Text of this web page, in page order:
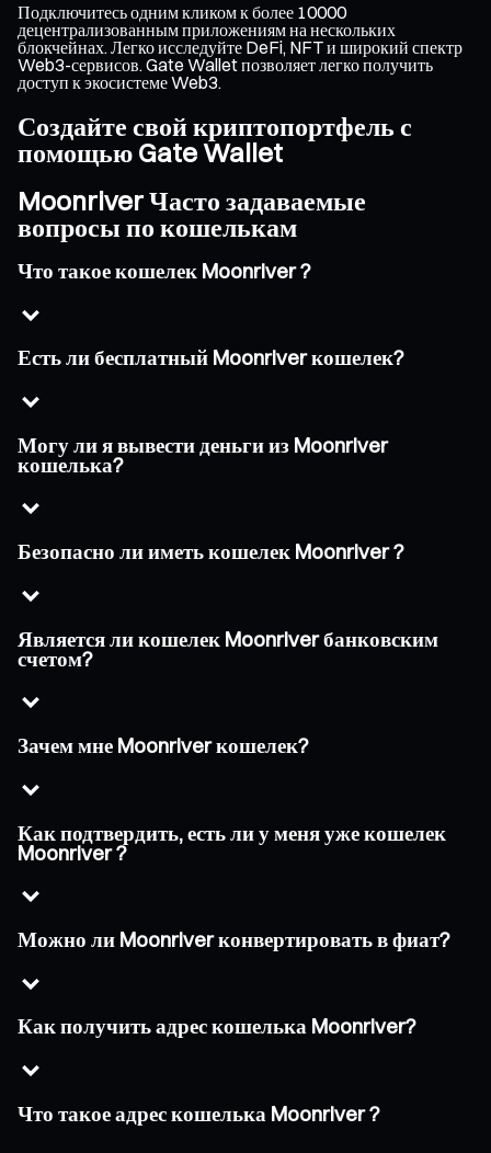
Подключитесь одним кликом к более 10000
децентрализованным приложениям на нескольких
блокчейнах. Легко исследуйте DeFi, NFT и широкий спектр
Web3-сервисов. Gate Wallet позволяет легко получить
доступ к экосистеме Web3.
Создайте свой криптопортфель с
помощью Gate Wallet
Moonriver Часто задаваемые
вопросы по кошелькам
Что такое кошелек Moonriver ?
Есть ли бесплатный Moonriver кошелек?
Могу ли я вывести деньги из Moonriver
кошелька?
Безопасно ли иметь кошелек Moonriver ?
Является ли кошелек Moonriver банковским
счетом?
Зачем мне Moonriver кошелек?
Как подтвердить, есть ли у меня уже кошелек
Moonriver ?
Можно ли Moonriver конвертировать в фиат?
Как получить адрес кошелька Moonriver?
Что такое адрес кошелька Moonriver ?